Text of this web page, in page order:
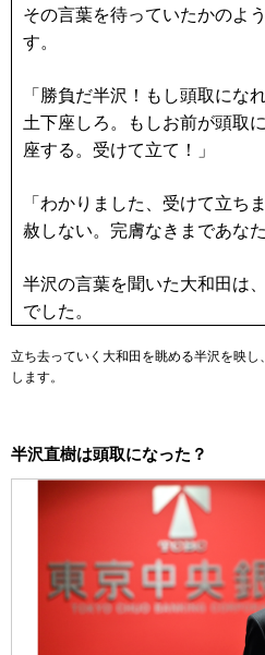
その言葉を待っていたかのよ
す。
「勝負だ半沢！もし頭取にな
土下座しろ。もしお前が頭取
座する。受けて立て！」
「わかりました、受けて立ち
赦しない。完膚なきまであな
半沢の言葉を聞いた大和田は
でした。
立ち去っていく大和田を眺める半沢を映
します。
半沢直樹は頭取になった？